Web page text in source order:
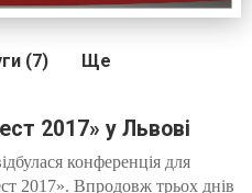
(7) Ще
2017» у Львові
конференція для
2017». Впродовж трьох днів